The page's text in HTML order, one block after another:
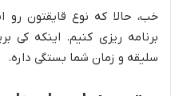
خب، حالا که نوع قایقتون رو
برنامه ریزی کنیم. اینکه کی
سلیقه و زمان شما بستگی داره.